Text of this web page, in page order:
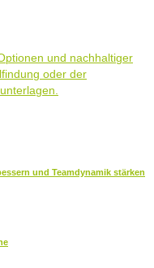
und nachhaltiger
oder der
und Teamdynamik stärken